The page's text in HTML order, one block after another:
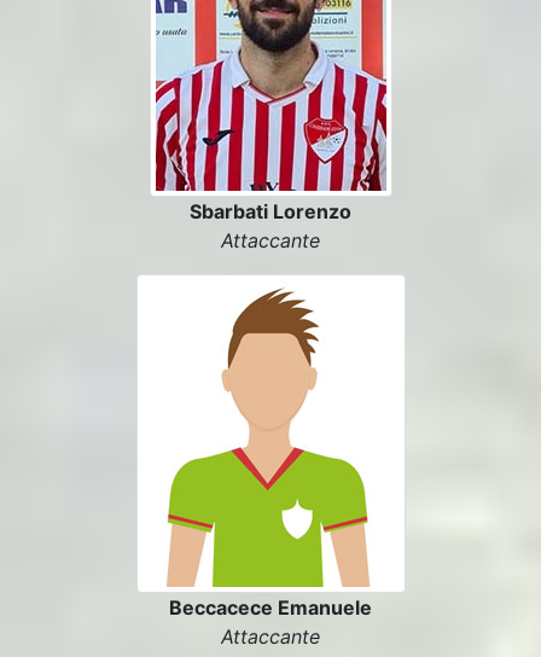
Sbarbati Lorenzo
Attaccante
Beccacece Emanuele
Attaccante